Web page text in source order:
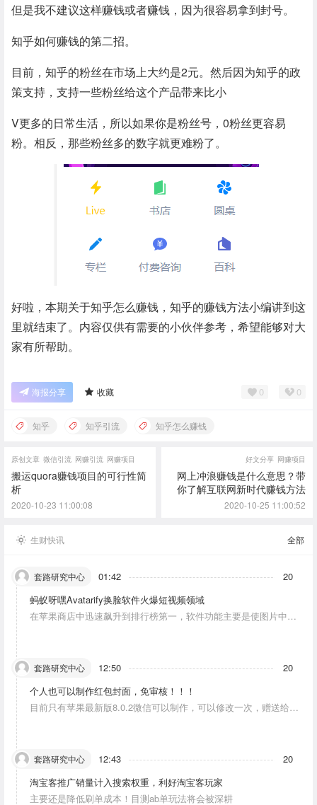
但是我不建议这样赚钱或者赚钱，因为很容易拿到封号。
知乎如何赚钱的第二招。
目前，知乎的粉丝在市场上大约是2元。然后因为知乎的政
策支持，支持一些粉丝给这个产品带来比小
V更多的日常生活，所以如果你是粉丝号，0粉丝更容易
粉。相反，那些粉丝多的数字就更难粉了。
好啦，本期关于知乎怎么赚钱，知乎的赚钱方法小编讲到这
里就结束了。内容仅供有需要的小伙伴参考，希望能够对大
家有所帮助。
海报分享 收藏 0 0
知乎 知乎引流 知乎怎么赚钱
原创文章 微信引流 网赚引流 网赚项目
搬运quora赚钱项目的可行性简
析
2020-10-23 11:00:08
好文分享 网赚项目
网上冲浪赚钱是什么意思？带
你了解互联网新时代赚钱方法
2020-10-25 11:00:52
生财快讯 全部
套路研究中心 01:42
20
蚂蚁呀嘿Avatarify换脸软件火爆短视频领域
在苹果商店中迅速飙升到排行榜第一，软件功能主要是使图片中的
套路研究中心 12:50
20
个人也可以制作红包封面，免审核！！！
目前只有苹果最新版8.0.2微信可以制作，可以修改一次，赠送给10
套路研究中心 12:43
20
淘宝客推广销量计入搜索权重，利好淘宝客玩家
主要还是降低刷单成本！目测ab单玩法将会被深耕